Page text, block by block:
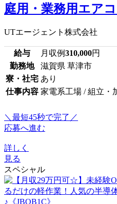
庭用・業務用エア
UTエージェント株式会社
給与 月収例310,000円
勤務地
滋賀県 草津市
寮・社宅 あり
仕事内容 家電系工場 / 組立・
＼最短45秒で完了／
応募へ進む
詳しく
見る
スペシャル